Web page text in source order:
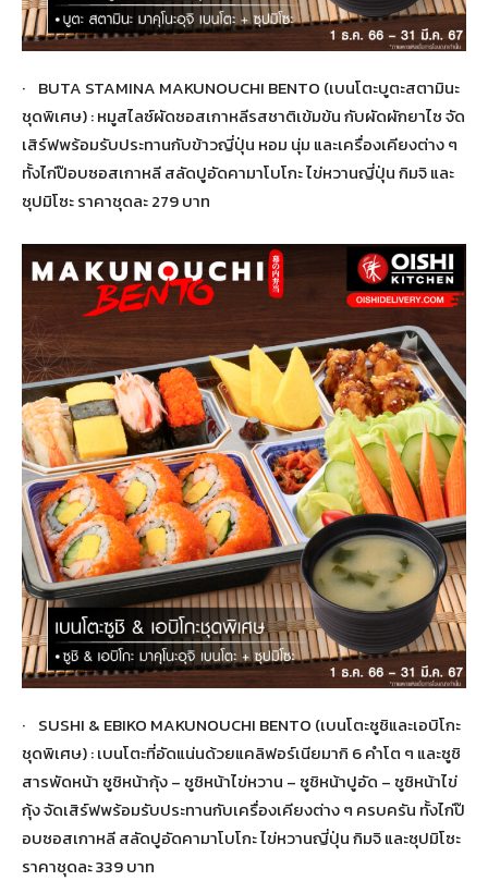
· BUTA STAMINA MAKUNOUCHI BENTO (เบนโตะบูตะสตามินะ
ชุดพิเศษ) : หมูสไลซ์ผัดซอสเกาหลีรสชาติเข้มข้น กับผัดผักยาไซ จัด
เสิร์ฟพร้อมรับประทานกับข้าวญี่ปุ่น หอม นุ่ม และเครื่องเคียงต่าง ๆ
ทั้งไก่ป๊อบซอสเกาหลี สลัดปูอัดคามาโบโกะ ไข่หวานญี่ปุ่น กิมจิ และ
ซุปมิโซะ ราคาชุดละ 279 บาท
· SUSHI & EBIKO MAKUNOUCHI BENTO (เบนโตะซูชิและเอบิโกะ
ชุดพิเศษ) : เบนโตะที่อัดแน่นด้วยแคลิฟอร์เนียมากิ 6 คำโต ๆ และซูชิ
สารพัดหน้า ซูชิหน้ากุ้ง – ซูชิหน้าไข่หวาน – ซูชิหน้าปูอัด – ซูชิหน้าไข่
กุ้ง จัดเสิร์ฟพร้อมรับประทานกับเครื่องเคียงต่าง ๆ ครบครัน ทั้งไก่ป๊
อบซอสเกาหลี สลัดปูอัดคามาโบโกะ ไข่หวานญี่ปุ่น กิมจิ และซุปมิโซะ
ราคาชุดละ 339 บาท